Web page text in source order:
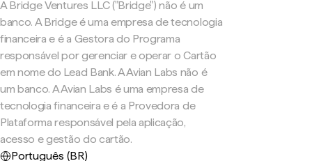
A Bridge Ventures LLC ("Bridge") não é um
banco. A Bridge é uma empresa de tecnologia
financeira e é a Gestora do Programa
responsável por gerenciar e operar o Cartão
em nome do Lead Bank. A Avian Labs não é
um banco. A Avian Labs é uma empresa de
tecnologia financeira e é a Provedora de
Plataforma responsável pela aplicação,
acesso e gestão do cartão.
Português (BR)